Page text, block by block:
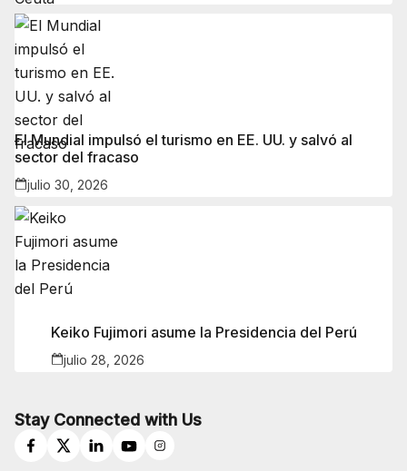
El Mundial impulsó el turismo en EE. UU. y salvó al
sector del fracaso
julio 30, 2026
Keiko Fujimori asume la Presidencia del Perú
julio 28, 2026
Stay Connected with Us